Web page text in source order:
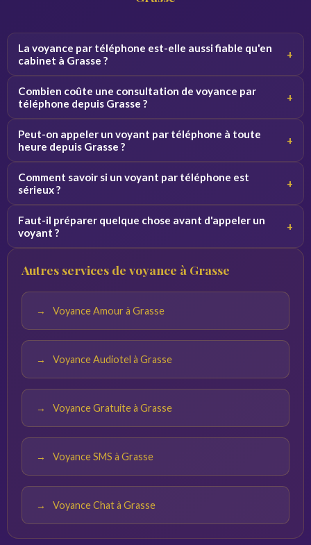
La voyance par téléphone est-elle aussi fiable qu'en
cabinet à Grasse ?
+
Par téléphone, le voyant se concentre sur votre voix et
Combien coûte une consultation de voyance par
téléphone depuis Grasse ?
+
voyant. Des premières minutes sont souvent offertes
Peut-on appeler un voyant par téléphone à toute
heure depuis Grasse ?
+
pouvez appeler de jour comme de nuit depuis Grasse et
Comment savoir si un voyant par téléphone est
sérieux ?
+
du voyant sur la plateforme. Profitez des minutes
Faut-il préparer quelque chose avant d'appeler un
voyant ?
+
calme. Plus vos questions sont précises, plus les réponses
Autres services de voyance à Grasse
Voyance Amour à Grasse
Voyance Audiotel à Grasse
Voyance Gratuite à Grasse
Voyance SMS à Grasse
Voyance Chat à Grasse